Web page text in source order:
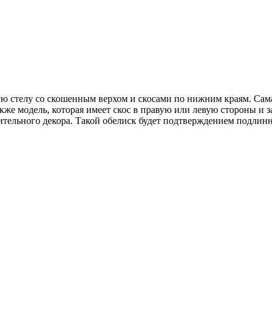
стелу со скошенным верхом и скосами по нижним краям.
модель, которая имеет скос в правую или левую стороны
декора. Такой обелиск будет подтверждением